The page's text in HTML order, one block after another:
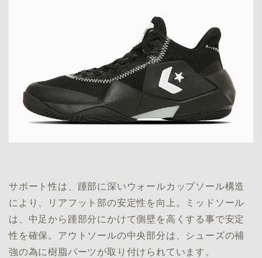
サポート性は、踵部に深いウォールカップソール構造
により、リアフット部の安定性を向上。ミッドソール
は、中足から踵部分にかけて側壁を高くする事で安定
性を確保。アウトソールの中央部分は、シューズの補
強の為に樹脂パーツが取り付けられています。